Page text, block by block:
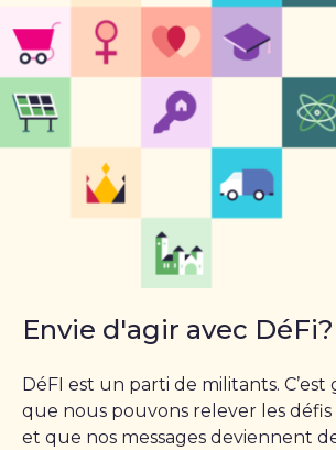
Envie d'agir avec DéFi?
DéFI est un parti de militants. C’est
que nous pouvons relever les
et que nos messages deviennent